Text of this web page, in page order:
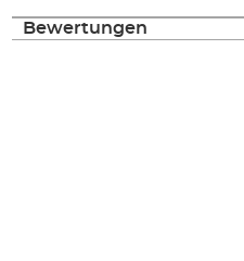
Bewertungen